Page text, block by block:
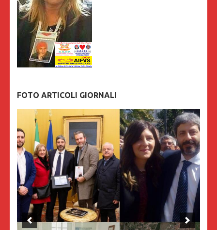
FOTO ARTICOLI GIORNALI